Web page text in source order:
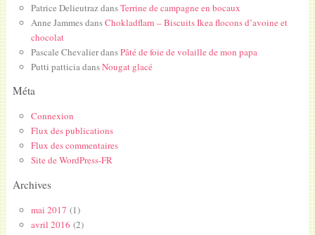
Patrice DelieutrazdansTerrine de campagne en bocaux
Anne JammesdansChokladflarn – Biscuits Ikea flocons d’avoine et
chocolat
Pascale ChevalierdansPâté de foie de volaille de mon papa
Putti patticiadansNougat glacé
Méta
Connexion
Flux des publications
Flux des commentaires
Site de WordPress-FR
Archives
mai 2017 (1)
avril 2016 (2)